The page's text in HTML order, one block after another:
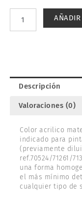
OSCURO
AÑADIR
Descripción
Valoraciones (0)
Color acrilico
indicado para
(previamente
ref.70524/71261/
una forma
el más mínimo
cualquier tipo de